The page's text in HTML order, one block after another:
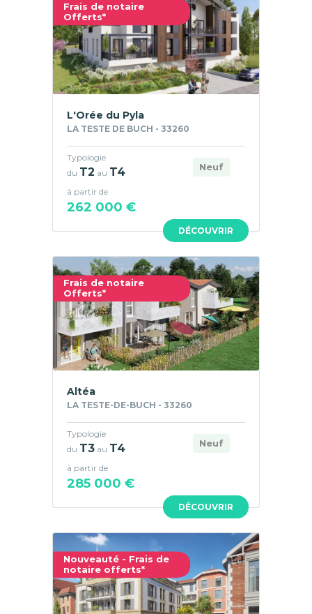
Frais de notaire
Offerts*
DÉCOUVRIR
L'Orée du Pyla
LA TESTE DE BUCH - 33260
Neuf
Typologie
du T2 au T4
à partir de
262 000 €
Frais de notaire
Offerts*
DÉCOUVRIR
Altéa
LA TESTE-DE-BUCH - 33260
Neuf
Typologie
du T3 au T4
à partir de
285 000 €
Nouveauté - Frais de
notaire offerts*